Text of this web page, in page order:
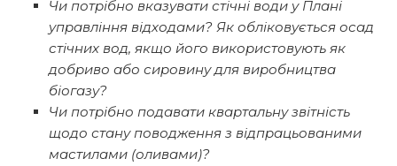
Чи потрібно вказувати стічні води у Плані
управління відходами? Як обліковується осад
стічних вод, якщо його використовують як
добриво або сировину для виробництва
біогазу?
Чи потрібно подавати квартальну звітність
щодо стану поводження з відпрацьованими
мастилами (оливами)?